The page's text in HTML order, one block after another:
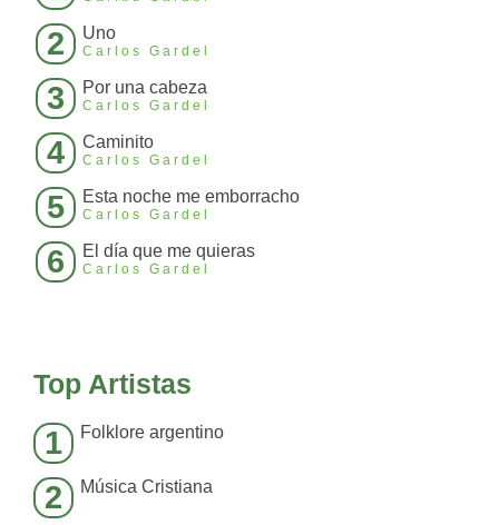
2 Uno
Carlos Gardel
3 Por una cabeza
Carlos Gardel
4 Caminito
Carlos Gardel
5 Esta noche me emborracho
Carlos Gardel
6 El día que me quieras
Carlos Gardel
Top Artistas
1 Folklore argentino
2 Música Cristiana